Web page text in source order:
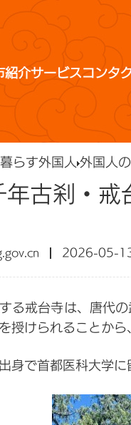
紹介サービスコンタ
らす外国人外国人
年古刹・
2026-05-
る戒台寺は、唐代
授けられることから
身で首都医科大学